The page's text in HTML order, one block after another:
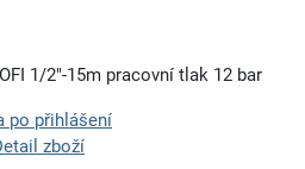
1/2"-15m pracovní tlak 12 bar
po přihlášení
zboží